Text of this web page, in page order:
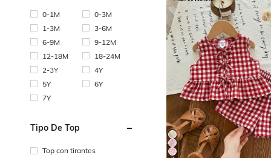
0-1M
0-3M
1-3M
3-6M
6-9M
9-12M
12-18M
18-24M
2-3Y
4Y
5Y
6Y
7Y
Tipo De Top
Top con tirantes